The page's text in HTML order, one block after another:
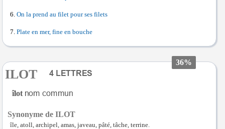
On la prend au filet pour ses filets
Plate en mer, fine en bouche
36%
ILOT
îlot
Synonyme de ILOT
île, atoll, archipel, amas, javeau, pâté, tâche, terrine.